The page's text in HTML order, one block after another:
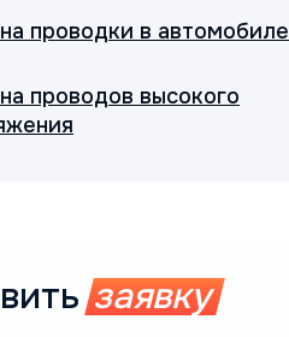
проводки в автомобиле
проводов высокого
заявку